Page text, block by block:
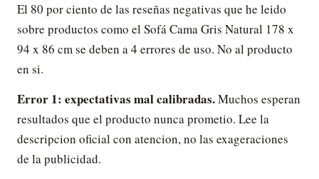
El 80 por ciento de las reseñas negativas que he leido
sobre productos como el Sofá Cama Gris Natural 178 x
94 x 86 cm se deben a 4 errores de uso. No al producto
en si.
Error 1: expectativas mal calibradas.Muchos esperan
resultados que el producto nunca prometio. Lee la
descripcion oficial con atencion, no las exageraciones
de la publicidad.